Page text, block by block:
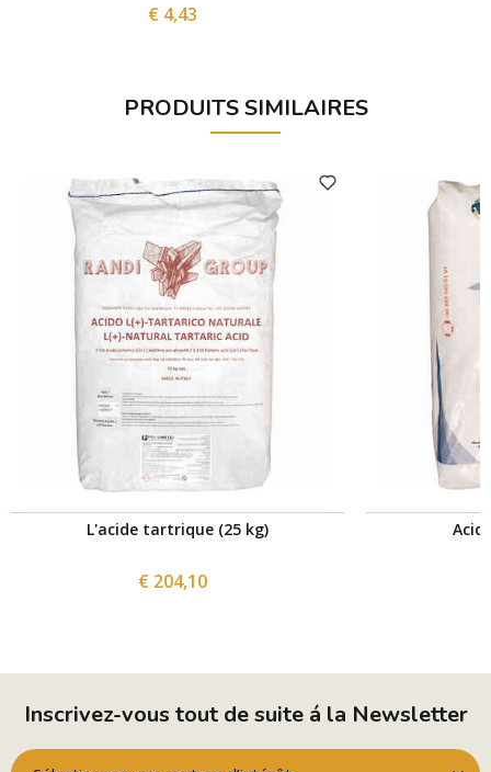
€ 4,43
PRODUITS SIMILAIRES
L'acide tartrique (25 kg)
€ 204,10
Inscrivez-vous tout de suite á la Newsletter